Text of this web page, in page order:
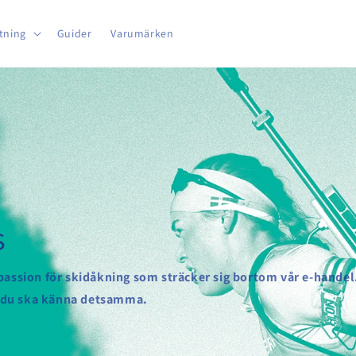
Guider Varumärken
för skidåkning som sträcker sig bortom vår e-
ska känna detsamma.